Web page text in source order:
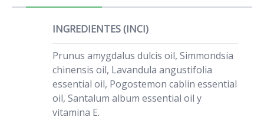
INGREDIENTES (INCI)
Prunus amygdalus dulcis oil, Simmondsia
chinensis oil, Lavandula angustifolia
essential oil, Pogostemon cablin essential
oil, Santalum album essential oil y
vitamina E.